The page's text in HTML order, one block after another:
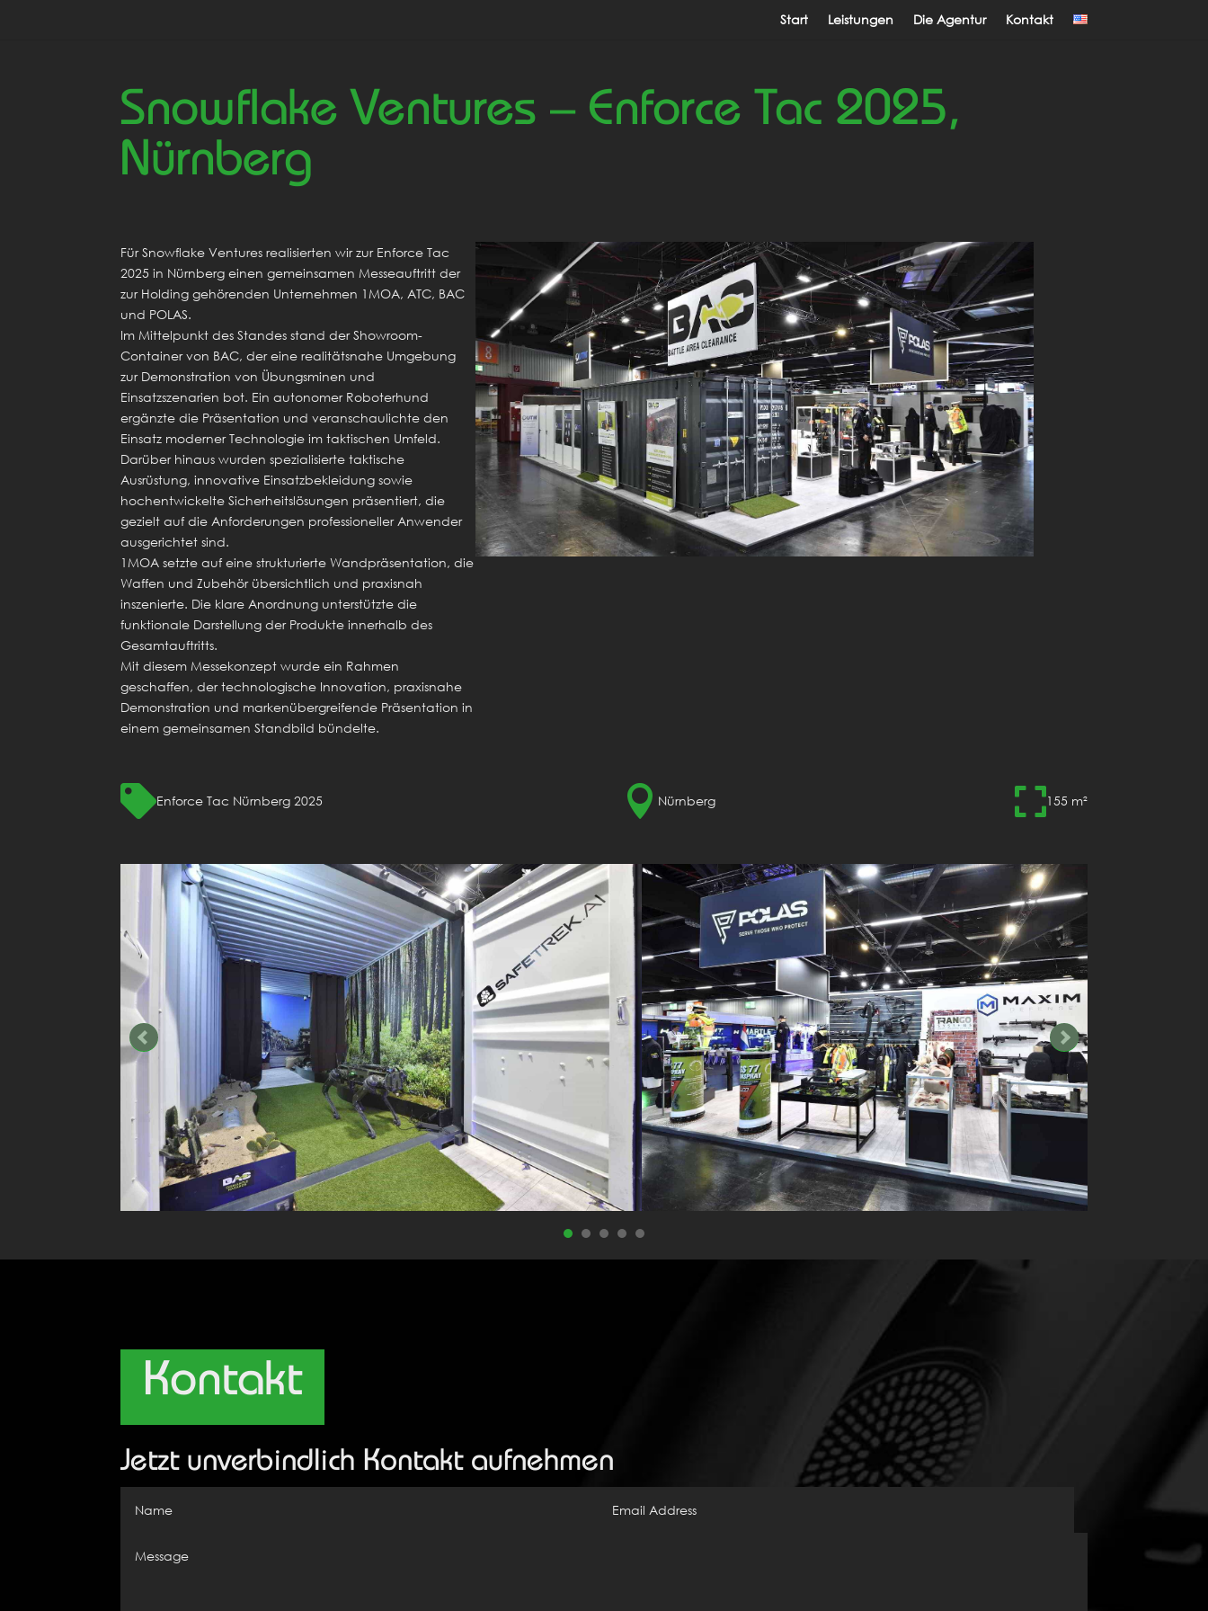
Start Leistungen Die Agentur Kontakt
Snowflake Ventures – Enforce Tac 2025,
Nürnberg
Für Snowflake Ventures realisierten wir zur Enforce Tac
2025 in Nürnberg einen gemeinsamen Messeauftritt der
zur Holding gehörenden Unternehmen 1MOA, ATC, BAC
und POLAS.
Im Mittelpunkt des Standes stand der Showroom-
Container von BAC, der eine realitätsnahe Umgebung
zur Demonstration von Übungsminen und
Einsatzszenarien bot. Ein autonomer Roboterhund
ergänzte die Präsentation und veranschaulichte den
Einsatz moderner Technologie im taktischen Umfeld.
Darüber hinaus wurden spezialisierte taktische
Ausrüstung, innovative Einsatzbekleidung sowie
hochentwickelte Sicherheitslösungen präsentiert, die
gezielt auf die Anforderungen professioneller Anwender
ausgerichtet sind.
1MOA setzte auf eine strukturierte Wandpräsentation, die
Waffen und Zubehör übersichtlich und praxisnah
inszenierte. Die klare Anordnung unterstützte die
funktionale Darstellung der Produkte innerhalb des
Gesamtauftritts.
Mit diesem Messekonzept wurde ein Rahmen
geschaffen, der technologische Innovation, praxisnahe
Demonstration und markenübergreifende Präsentation in
einem gemeinsamen Standbild bündelte.
Enforce Tac Nürnberg 2025  Nürnberg 155 m²
Kontakt
Jetzt unverbindlich Kontakt aufnehmen